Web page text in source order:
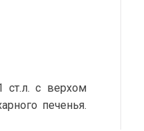
ст.л. с верхом
печенья.